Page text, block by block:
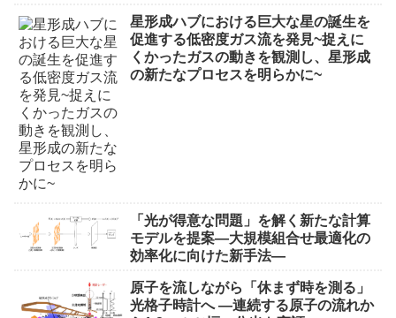
星形成ハブにおける巨大な星の誕生を
促進する低密度ガス流を発見~捉えに
くかったガスの動きを観測し、星形成
の新たなプロセスを明らかに~
「光が得意な問題」を解く新たな計算
モデルを提案―大規模組合せ最適化の
効率化に向けた新手法―
原子を流しながら「休まず時を測る」
光格子時計へ ―連続する原子の流れか